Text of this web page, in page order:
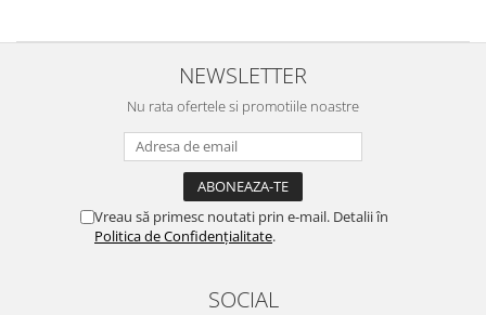
NEWSLETTER
Nu rata ofertele si promotiile noastre
Vreau să primesc noutati prin e-mail. Detalii în
Politica de Confidențialitate.
SOCIAL